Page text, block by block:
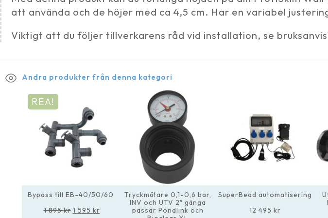
att använda och de höjer med ca 4,5 cm. Har en variabel
Viktigt att du följer tillverkarens råd vid installation, se
Andra produkter från denna kategori
REA!
Bypass till EB-40/50/60
1 895kr Det
ursprungliga
1 595 kr
nuvarande
Tryckmätare 0,1-0,6 bar,
INV och UTV 2″ gänga
passar Pondlink och
SuperBead automatisering
12 495 kr